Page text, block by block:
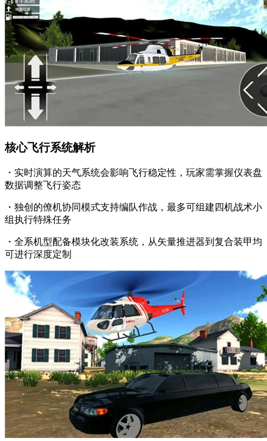
核心飞行系统解析
・实时演算的天气系统会影响飞行稳定性，玩家需掌握仪表盘
数据调整飞行姿态
・独创的僚机协同模式支持编队作战，最多可组建四机战术小
组执行特殊任务
・全系机型配备模块化改装系统，从矢量推进器到复合装甲均
可进行深度定制